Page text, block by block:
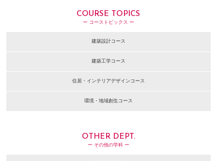
COURSE TOPICS
ー コーストピックス ー
建築設計コース
建築工学コース
住居・インテリアデザインコース
環境・地域創生コース
OTHER DEPT.
ー その他の学科 ー